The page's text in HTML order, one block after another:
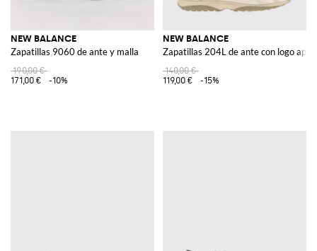
NEW BALANCE
Zapatillas 9060 de ante y malla
190,00 €
171,00 €
-10%
NEW BALANCE
Zapatillas 204L de ante con logo
140,00 €
119,00 €
-15%